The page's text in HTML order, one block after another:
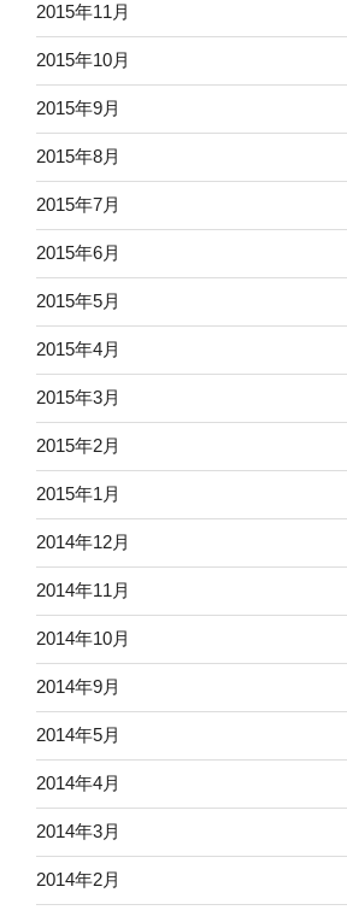
2015年11月
2015年10月
2015年9月
2015年8月
2015年7月
2015年6月
2015年5月
2015年4月
2015年3月
2015年2月
2015年1月
2014年12月
2014年11月
2014年10月
2014年9月
2014年5月
2014年4月
2014年3月
2014年2月